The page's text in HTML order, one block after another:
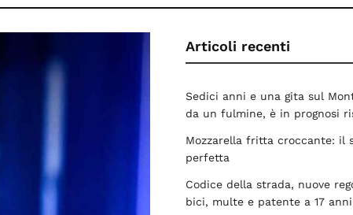
Articoli recenti
Sedici anni e una gita sul
da un fulmine, è in prognosi
Mozzarella fritta croccante: il
perfetta
Codice della strada, nuove
bici, multe e patente a 17 anni